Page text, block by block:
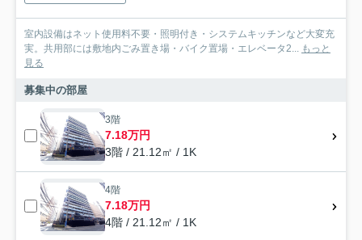
室内設備はネット使用料不要・照明付き・システムキッチンなど大変充
実。共用部には敷地内ごみ置き場・バイク置場・エレベータ2...
もっと
見る
募集中の部屋
3階
7.18万円
3階 / 21.12㎡ / 1K
4階
7.18万円
4階 / 21.12㎡ / 1K